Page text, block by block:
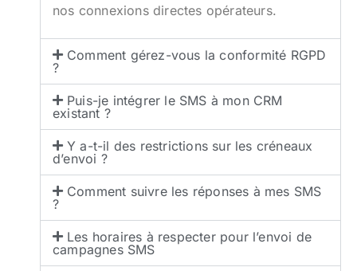
nos connexions directes opérateurs.
Comment gérez-vous la conformité RGPD
?
Puis-je intégrer le SMS à mon CRM
existant ?
Y a-t-il des restrictions sur les créneaux
d’envoi ?
Comment suivre les réponses à mes SMS
?
Les horaires à respecter pour l’envoi de
campagnes SMS